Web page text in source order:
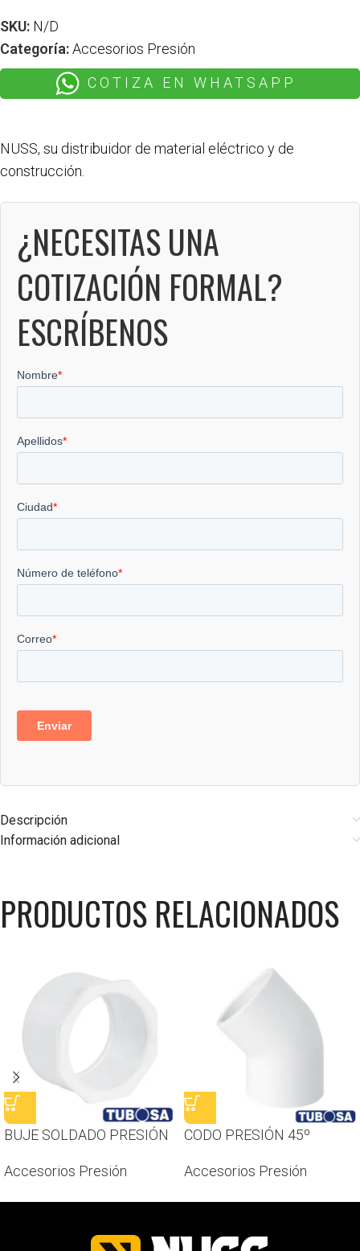
SKU: N/D
Categoría:Accesorios Presión
COTIZA EN WHATSAPP
NUSS, su distribuidor de material eléctrico y de
construcción.
¿NECESITAS UNA
COTIZACIÓN FORMAL?
ESCRÍBENOS
Descripción
Información adicional
PRODUCTOS RELACIONADOS
BUJE SOLDADO PRESIÓN
Accesorios Presión
CODO PRESIÓN 45º
Accesorios Presión